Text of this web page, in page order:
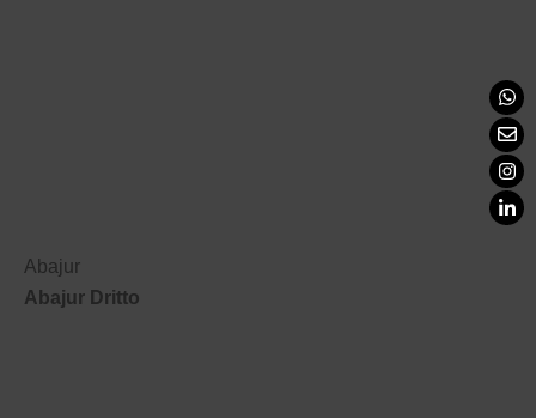
Abajur
Abajur Dritto